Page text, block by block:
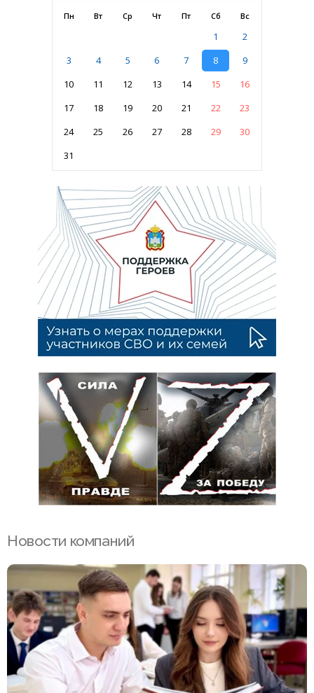
Пн Вт Ср Чт Пт Сб Вс
1
2
3
4 5 6 7 8
9
10
11 12 13 14 15
16
17
18 19 20 21 22
23
24
25 26 27 28 29
30
31
Новости компаний